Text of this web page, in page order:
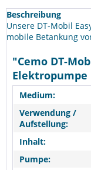
Beschreibung
Unsere DT-Mobil
mobile Betankung
"Cemo DT-
Elektropumpe
Medium:
Verwendung /
Aufstellung:
Inhalt:
Pumpe: